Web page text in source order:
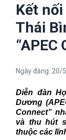
Kết nối
Thái
“APEC
Ngày đăng: 20/
Diễn đàn
Dương
Connect”
và thu hút
thuộc các